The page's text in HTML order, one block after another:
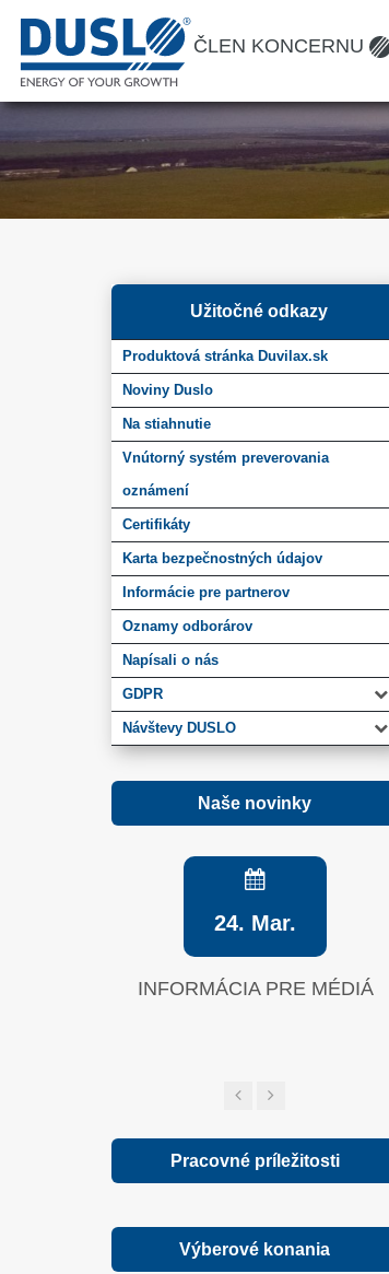
ČLEN KONCERNU
Užitočné odkazy
Produktová stránka Duvilax.sk
Noviny Duslo
Na stiahnutie
Vnútorný systém preverovania
oznámení
Certifikáty
Karta bezpečnostných údajov
Informácie pre partnerov
Oznamy odborárov
Napísali o nás
GDPR
Návštevy DUSLO
Naše novinky
24. Mar.
INFORMÁCIA PRE MÉDIÁ
Pracovné príležitosti
Výberové konania